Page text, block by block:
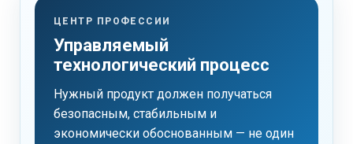
ЦЕНТР ПРОФЕССИИ
Управляемый
технологический процесс
Нужный продукт должен получаться
безопасным, стабильным и
экономически обоснованным — не один